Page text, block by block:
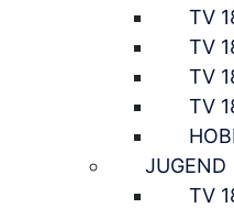
TV
TV
TV
TV
JUGEND
TV